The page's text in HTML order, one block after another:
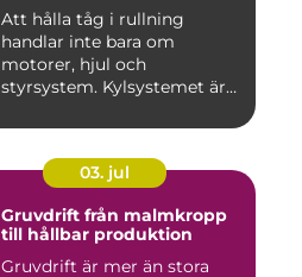
Att hålla tåg i rullning
handlar inte bara om
motorer, hjul och
styrsystem. Kylsystemet är
03. jul
Gruvdrift från malmkropp
till hållbar produktion
Gruvdrift är mer än stora